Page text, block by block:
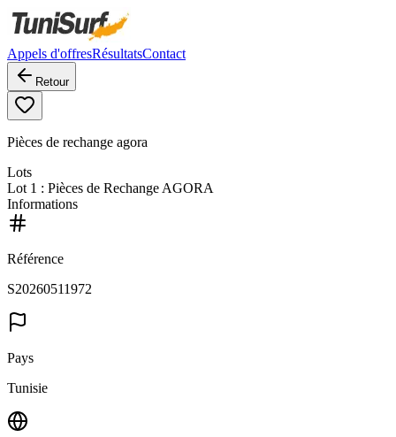
Appels d'offresRésultatsContact
Retour
Pièces de rechange agora
Lots
Lot 1 : Pièces de Rechange AGORA
Informations
Référence
S20260511972
Pays
Tunisie